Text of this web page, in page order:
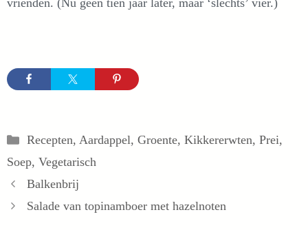
vrienden. (Nu geen tien jaar later, maar ‘slechts’ vier.)
Categorieën
Recepten, Aardappel, Groente, Kikkererwten, Prei,
Soep, Vegetarisch
Balkenbrij
Salade van topinamboer met hazelnoten